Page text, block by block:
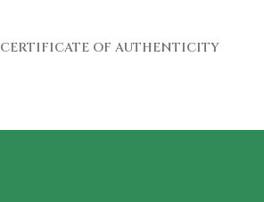
CERTIFICATE OF AUTHENTICITY